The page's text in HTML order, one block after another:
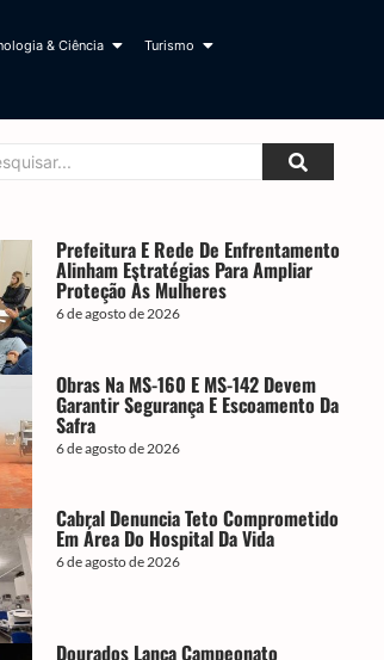
& Ciência Turismo
Prefeitura E Rede De Enfrentamento
Alinham Estratégias Para Ampliar
Proteção Às Mulheres
6 de agosto de 2026
Obras Na MS-160 E MS-142 Devem
Garantir Segurança E Escoamento Da
Safra
6 de agosto de 2026
Cabral Denuncia Teto Comprometido
Em Área Do Hospital Da Vida
6 de agosto de 2026
Dourados Lança Campeonato